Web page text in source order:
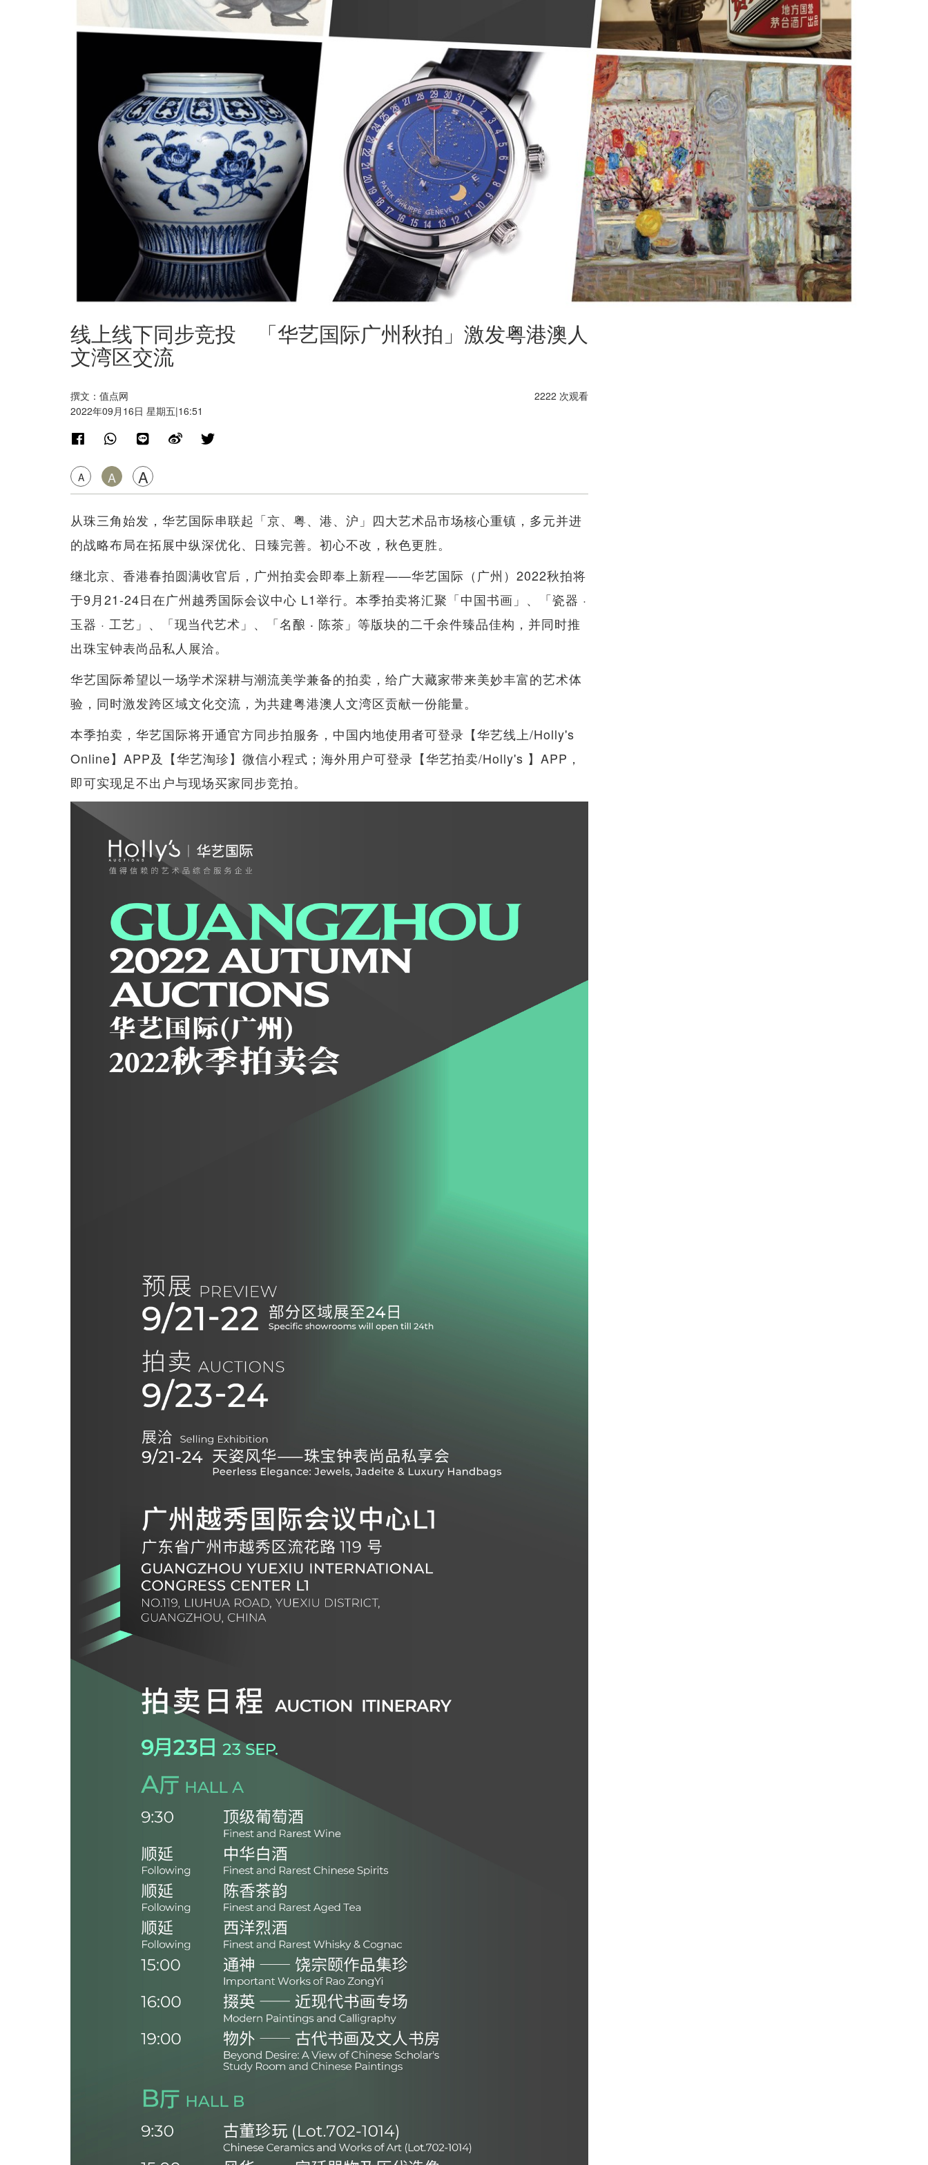
线上线下同步竞投 「华艺国际广州秋拍」激发粤港澳人
文湾区交流
撰文：值点网
2022年09月16日 星期五|16:51
A A A
2222 次观看
从珠三角始发，华艺国际串联起「京、粤、港、沪」四大艺术品市场核心重镇，多元并进
的战略布局在拓展中纵深优化、日臻完善。初心不改，秋色更胜。
继北京、香港春拍圆满收官后，广州拍卖会即奉上新程——华艺国际（广州）2022秋拍将
于9月21-24日在广州越秀国际会议中心 L1举行。本季拍卖将汇聚「中国书画」、「瓷器 ·
玉器 · 工艺」、「现当代艺术」、「名酿 ‧ 陈茶」等版块的二千余件臻品佳构，并同时推
出珠宝钟表尚品私人展洽。
华艺国际希望以一场学术深耕与潮流美学兼备的拍卖，给广大藏家带来美妙丰富的艺术体
验，同时激发跨区域文化交流，为共建粤港澳人文湾区贡献一份能量。
本季拍卖，华艺国际将开通官方同步拍服务，中国内地使用者可登录【华艺线上/Holly's
Online】APP及【华艺淘珍】微信小程式；海外用户可登录【华艺拍卖/Holly's 】APP，
即可实现足不出户与现场买家同步竞拍。